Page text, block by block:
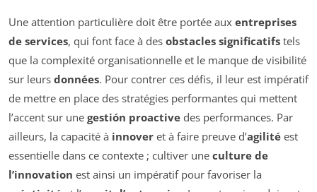
Une attention particulière doit être portée aux entreprises
de services, qui font face à des obstacles significatifs tels
que la complexité organisationnelle et le manque de visibilité
sur leurs données. Pour contrer ces défis, il leur est impératif
de mettre en place des stratégies performantes qui mettent
l’accent sur une gestión proactive des performances. Par
ailleurs, la capacité à innover et à faire preuve d’agilité est
essentielle dans ce contexte ; cultiver une culture de
l’innovation est ainsi un impératif pour favoriser la